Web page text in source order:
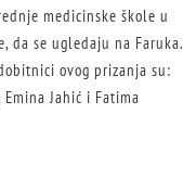
medicinske škole u
da se ugledaju na Faruka.
ovog prizanja su:
Jahić i Fatima